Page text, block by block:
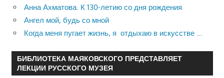
Анна Ахматова. К 130-летию со дня рождения
Ангел мой, будь со мной
Когда меня пугает жизнь, я отдыхаю в искусстве …
БИБЛИОТЕКА МАЯКОВСКОГО ПРЕДСТАВЛЯЕТ
ЛЕКЦИИ РУССКОГО МУЗЕЯ